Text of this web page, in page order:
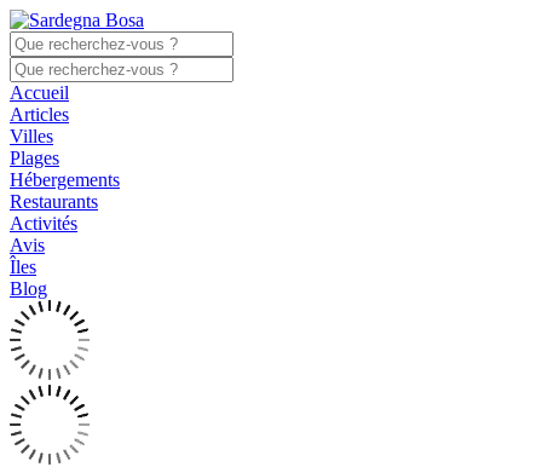
Accueil
Articles
Villes
Plages
Hébergements
Restaurants
Activités
Avis
Îles
Blog